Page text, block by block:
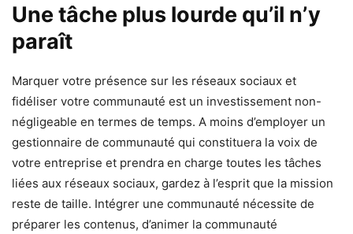
Une tâche plus lourde qu’il n’y
paraît
Marquer votre présence sur les réseaux sociaux et
fidéliser votre communauté est un investissement non-
négligeable en termes de temps. A moins d’employer un
gestionnaire de communauté qui constituera la voix de
votre entreprise et prendra en charge toutes les tâches
liées aux réseaux sociaux, gardez à l’esprit que la mission
reste de taille. Intégrer une communauté nécessite de
préparer les contenus, d’animer la communauté